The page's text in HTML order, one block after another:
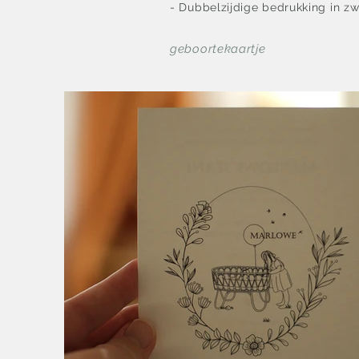
- Dubbelzijdige bedrukking in
geboortekaartje